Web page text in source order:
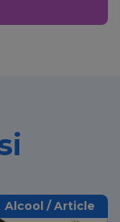
Alcool / Article